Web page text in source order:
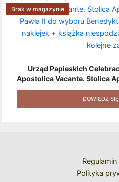
Urząd Papieskich
Apostolica Vacante. Stolica
Pawła II Do Wyboru
Naklejek + Książka
Kolejne
Brak w magazynie
DOWIEDZ
Polityka